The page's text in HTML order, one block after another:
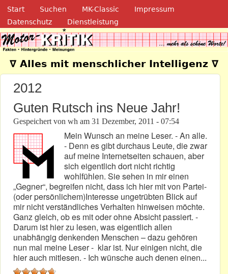
Direkt zum Inhalt
Navigation
Start Suchen MK-Classic
Impressum
Datenschutz
Dienstleistung
Motor-Kritik.de
∇ Alles mit menschlicher Intelligenz ∇
2012
Guten Rutsch ins Neue Jahr!
Gespeichert von wh am 31 Dezember, 2011 - 07:54
Mein Wunsch an meine Leser. - An alle.
- Denn es gibt durchaus Leute, die zwar
auf meine Internetseiten schauen, aber
sich eigentlich dort nicht richtig
wohlfühlen. Sie sehen in mir einen
„Gegner“, begreifen nicht, dass ich hier mit von Partei-
(oder persönlichem)Interesse ungetrübten Blick auf
mir nicht verständliches Verhalten hinweisen möchte.
Ganz gleich, ob es mit oder ohne Absicht passiert. -
Darum ist hier zu lesen, was eigentlich allen
unabhängig denkenden Menschen – dazu gehören
nun mal meine Leser - klar ist. Nur einigen nicht, die
hier auch mitlesen. - Ich wünsche auch denen einen...